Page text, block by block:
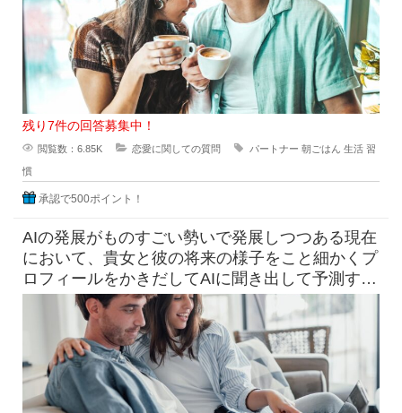
残り7件の回答募集中！
閲覧数：6.85K 恋愛に関しての質問 パートナー 朝ごはん 生活 習
慣
承認で500ポイント！
AIの発展がものすごい勢いで発展しつつある現在
において、貴女と彼の将来の様子をこと細かくプ
ロフィールをかきだしてAIに聞き出して予測すら
できる時代になっています